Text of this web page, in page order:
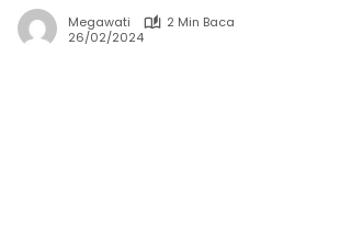
Megawati
2 Min Baca
26/02/2024